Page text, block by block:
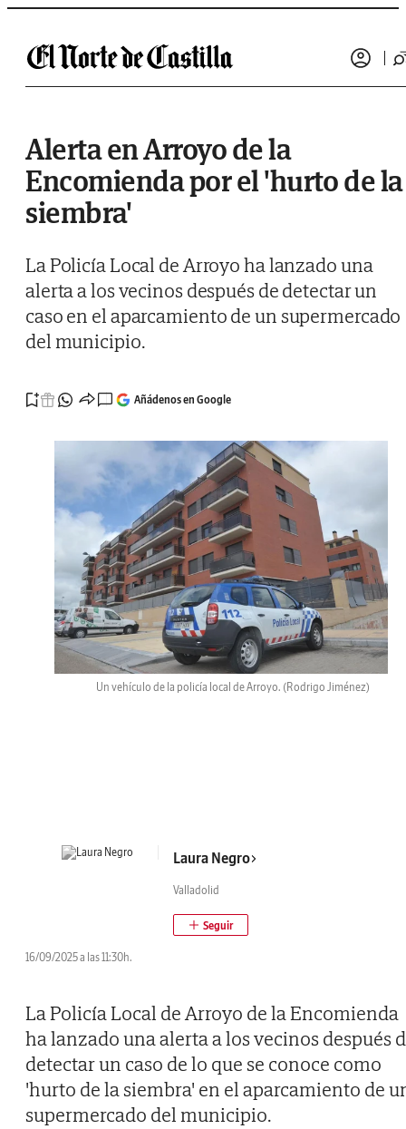
Saltar al contenido
Alerta en Arroyo de la
Encomienda por el 'hurto de la
siembra'
La Policía Local de Arroyo ha lanzado una
alerta a los vecinos después de detectar un
caso en el aparcamiento de un supermercado
del municipio.
Añádenos en Google
Un vehículo de la policía local de Arroyo. (Rodrigo Jiménez)
Laura Negro
Valladolid
16/09/2025 a las 11:30h.
La Policía Local de Arroyo de la Encomienda
ha lanzado una alerta a los vecinos después
detectar un caso de lo que se conoce como
'hurto de la siembra' en el aparcamiento de
supermercado del municipio.